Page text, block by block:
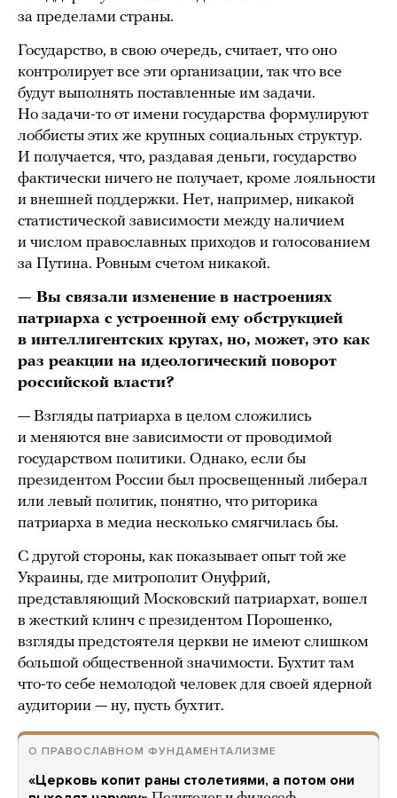
за пределами страны.
Государство, в свою очередь, считает, что оно
контролирует все эти организации, так что все
будут выполнять поставленные им задачи.
Но задачи-то от имени государства формулируют
лоббисты этих же крупных социальных структур.
И получается, что, раздавая деньги, государство
фактически ничего не получает, кроме лояльности
и внешней поддержки. Нет, например, никакой
статистической зависимости между наличием
и числом православных приходов и голосованием
за Путина. Ровным счетом никакой.
— Вы связали изменение в настроениях
патриарха с устроенной ему обструкцией
в интеллигентских кругах, но, может, это как
раз реакции на идеологический поворот
российской власти?
— Взгляды патриарха в целом сложились
и меняются вне зависимости от проводимой
государством политики. Однако, если бы
президентом России был просвещенный либерал
или левый политик, понятно, что риторика
патриарха в медиа несколько смягчилась бы.
С другой стороны, как показывает опыт той же
Украины, где митрополит Онуфрий,
представляющий Московский патриархат, вошел
в жесткий клинч с президентом Порошенко,
взгляды предстоятеля церкви не имеют слишком
большой общественной значимости. Бухтит там
что-то себе немолодой человек для своей ядерной
аудитории — ну, пусть бухтит.
О ПРАВОСЛАВНОМ ФУНДАМЕНТАЛИЗМЕ
«Церковь копит раны столетиями, а потом они